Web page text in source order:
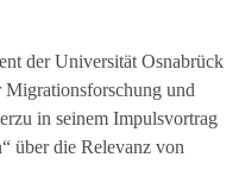
der Universität Osnabrück
Migrationsforschung und
in seinem Impulsvortrag
über die Relevanz von